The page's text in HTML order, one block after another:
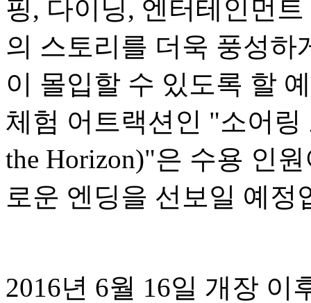
핑, 다이닝, 엔터테인먼
의 스토리를 더욱 풍성하
이 몰입할 수 있도록 할
체험 어트랙션인 "소어링
the Horizon)"은 수용 인
로운 엔딩을 선보일 예정
2016년 6월 16일 개장 이